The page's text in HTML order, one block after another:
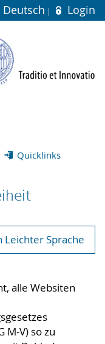
Deutsch Login
Quicklinks
Leichter Sprache
alle Websiten
M-V) so zu